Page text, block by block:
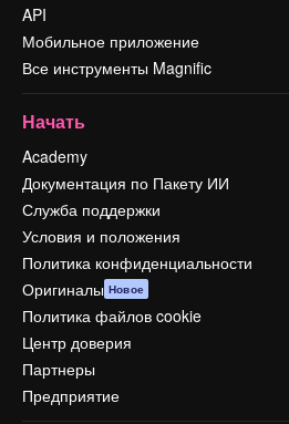
API
Мобильное приложение
Все инструменты Magnific
Начать
Academy
Документация по Пакету ИИ
Служба поддержки
Условия и положения
Политика конфиденциальности
Оригиналы Новое
Политика файлов cookie
Центр доверия
Партнеры
Предприятие